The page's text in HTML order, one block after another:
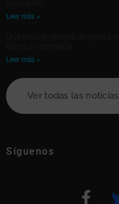
Leer más »
Leer más »
Ver todas las notícias
Síguenos